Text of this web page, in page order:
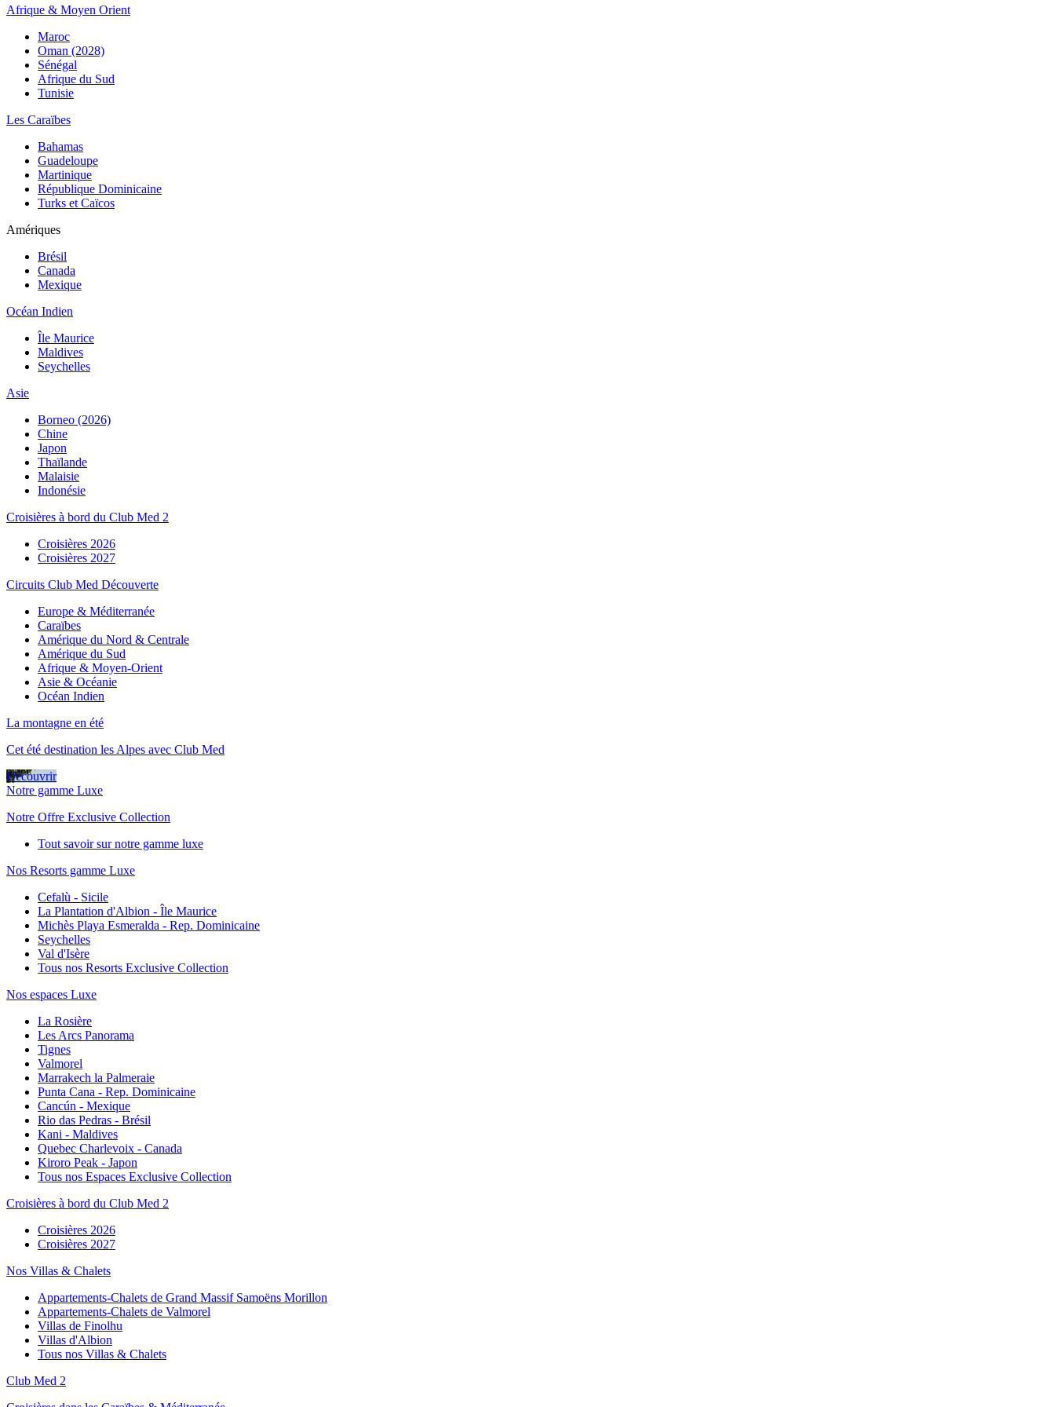
Afrique & Moyen Orient
Maroc
Oman (2028)
Sénégal
Afrique du Sud
Tunisie
Les Caraïbes
Bahamas
Guadeloupe
Martinique
République Dominicaine
Turks et Caïcos
Amériques
Brésil
Canada
Mexique
Océan Indien
Île Maurice
Maldives
Seychelles
Asie
Borneo (2026)
Chine
Japon
Thaïlande
Malaisie
Indonésie
Croisières à bord du Club Med 2
Croisières 2026
Croisières 2027
Circuits Club Med Découverte
Europe & Méditerranée
Caraïbes
Amérique du Nord & Centrale
Amérique du Sud
Afrique & Moyen-Orient
Asie & Océanie
Océan Indien
La montagne en été
Cet été destination les Alpes avec Club Med
Découvrir
Notre gamme Luxe
Notre Offre Exclusive Collection
Tout savoir sur notre gamme luxe
Nos Resorts gamme Luxe
Cefalù - Sicile
La Plantation d'Albion - Île Maurice
Michès Playa Esmeralda - Rep. Dominicaine
Seychelles
Val d'Isère
Tous nos Resorts Exclusive Collection
Nos espaces Luxe
La Rosière
Les Arcs Panorama
Tignes
Valmorel
Marrakech la Palmeraie
Punta Cana - Rep. Dominicaine
Cancún - Mexique
Rio das Pedras - Brésil
Kani - Maldives
Quebec Charlevoix - Canada
Kiroro Peak - Japon
Tous nos Espaces Exclusive Collection
Croisières à bord du Club Med 2
Croisières 2026
Croisières 2027
Nos Villas & Chalets
Appartements-Chalets de Grand Massif Samoëns Morillon
Appartements-Chalets de Valmorel
Villas de Finolhu
Villas d'Albion
Tous nos Villas & Chalets
Club Med 2